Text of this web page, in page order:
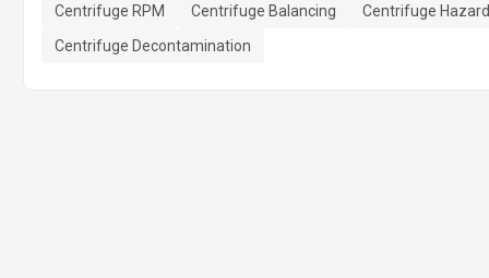
Centrifuge RPM
Centrifuge Balancing
Centrifuge
Centrifuge Decontamination